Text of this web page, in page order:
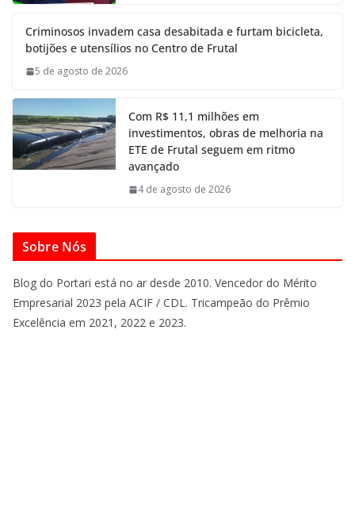
Criminosos invadem casa desabitada e furtam bicicleta,
botijões e utensílios no Centro de Frutal
5 de agosto de 2026
Com R$ 11,1 milhões em
investimentos, obras de melhoria na
ETE de Frutal seguem em ritmo
avançado
4 de agosto de 2026
Sobre Nós
Blog do Portari está no ar desde 2010. Vencedor do Mérito
Empresarial 2023 pela ACIF / CDL. Tricampeão do Prêmio
Excelência em 2021, 2022 e 2023.